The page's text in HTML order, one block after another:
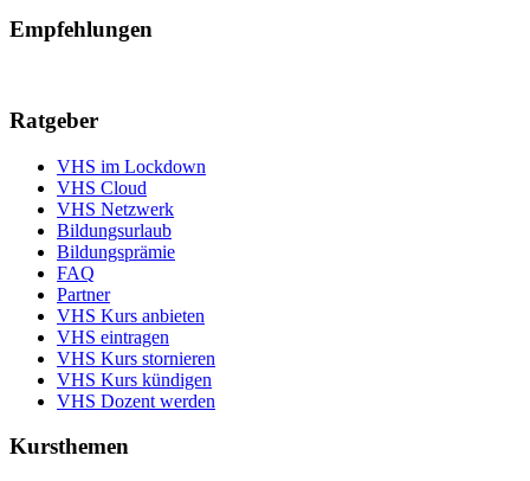
Empfehlungen
Ratgeber
VHS im Lockdown
VHS Cloud
VHS Netzwerk
Bildungsurlaub
Bildungsprämie
FAQ
Partner
VHS Kurs anbieten
VHS eintragen
VHS Kurs stornieren
VHS Kurs kündigen
VHS Dozent werden
Kursthemen